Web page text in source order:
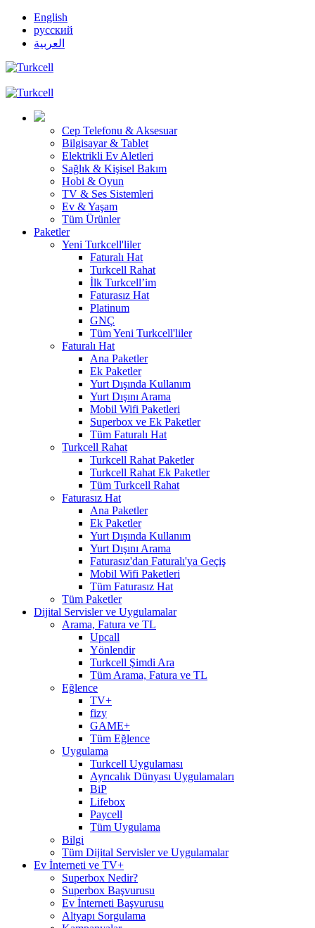
English
русский
العربية
Cep Telefonu & Aksesuar
Bilgisayar & Tablet
Elektrikli Ev Aletleri
Sağlık & Kişisel Bakım
Hobi & Oyun
TV & Ses Sistemleri
Ev & Yaşam
Tüm Ürünler
Paketler
Yeni Turkcell'liler
Faturalı Hat
Turkcell Rahat
İlk Turkcell’im
Faturasız Hat
Platinum
GNÇ
Tüm Yeni Turkcell'liler
Faturalı Hat
Ana Paketler
Ek Paketler
Yurt Dışında Kullanım
Yurt Dışını Arama
Mobil Wifi Paketleri
Superbox ve Ek Paketler
Tüm Faturalı Hat
Turkcell Rahat
Turkcell Rahat Paketler
Turkcell Rahat Ek Paketler
Tüm Turkcell Rahat
Faturasız Hat
Ana Paketler
Ek Paketler
Yurt Dışında Kullanım
Yurt Dışını Arama
Faturasız'dan Faturalı'ya Geçiş
Mobil Wifi Paketleri
Tüm Faturasız Hat
Tüm Paketler
Dijital Servisler ve Uygulamalar
Arama, Fatura ve TL
Upcall
Yönlendir
Turkcell Şimdi Ara
Tüm Arama, Fatura ve TL
Eğlence
TV+
fizy
GAME+
Tüm Eğlence
Uygulama
Turkcell Uygulaması
Ayrıcalık Dünyası Uygulamaları
BiP
Lifebox
Paycell
Tüm Uygulama
Bilgi
Tüm Dijital Servisler ve Uygulamalar
Ev İnterneti ve TV+
Superbox Nedir?
Superbox Başvurusu
Ev İnterneti Başvurusu
Altyapı Sorgulama